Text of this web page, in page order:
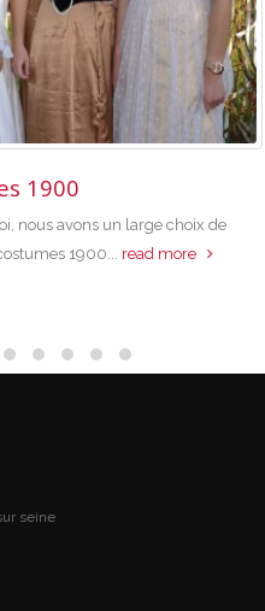
1900
nous avons un large choix de
1900... read more
seine